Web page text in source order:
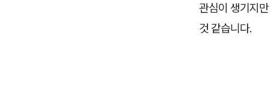
관심이 생기지만
것 같습니다.